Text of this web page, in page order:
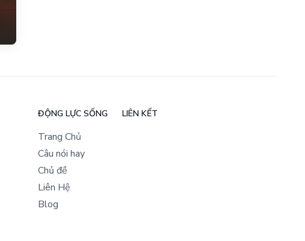
ĐỘNG LỰC SỐNG
Trang Chủ
Câu nói hay
Chủ đề
Liên Hệ
Blog
LIÊN KẾT